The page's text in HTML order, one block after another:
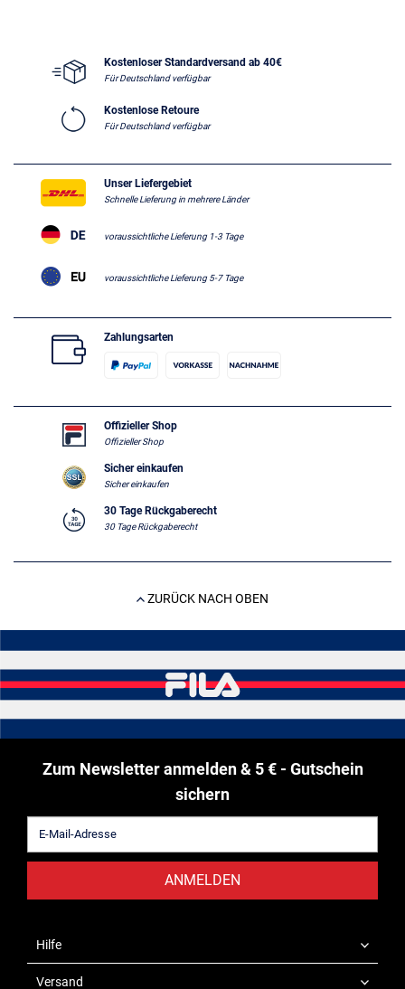
Kostenloser Standardversand ab 40€
Für Deutschland verfügbar
Kostenlose Retoure
Für Deutschland verfügbar
Unser Liefergebiet
Schnelle Lieferung in mehrere Länder
voraussichtliche Lieferung 1-3 Tage
voraussichtliche Lieferung 5-7 Tage
Zahlungsarten
Offizieller Shop
Offizieller Shop
Sicher einkaufen
Sicher einkaufen
30 Tage Rückgaberecht
30 Tage Rückgaberecht
ZURÜCK NACH OBEN
Zum Newsletter anmelden & 5 € - Gutschein
sichern
ANMELDEN
Hilfe
Versand